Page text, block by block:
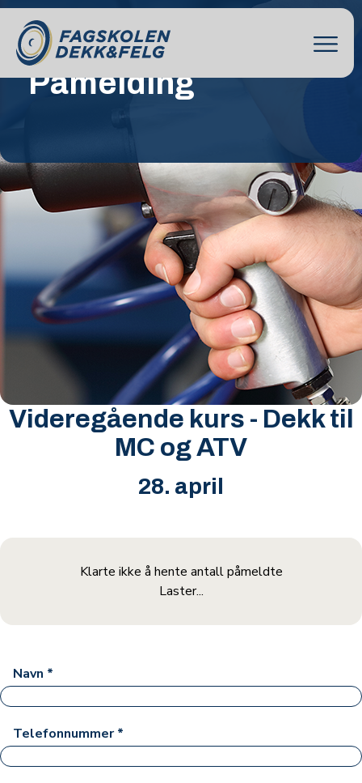
Påmelding
Videregående kurs - Dekk til
MC og ATV
28. april
Klarte ikke å hente antall påmeldte
Laster...
Navn *
Telefonnummer*